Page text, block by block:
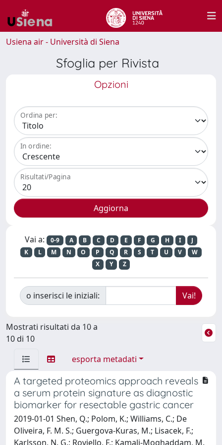
Usiena air - Università di Siena
Sfoglia per Rivista
Opzioni
Ordina per:
In ordine:
Risultati/Pagina
Vai a: 0-9 A B C D E F G H I
J
K
L M N O P Q R S T U V
W
X
Y Z
o inserisci le iniziali:
Mostrati risultati da 10 a
10 di 10
esporta metadati
A targeted proteomics approach reveals
a serum protein signature as diagnostic
biomarker for resectable gastric cancer
2019-01-01 Shen, Q.; Polom, K.; Williams, C.; De
Oliveira, F. M. S.; Guergova-Kuras, M.; Lisacek, F.;
Karlsson, N. G.; Roviello, F.; Kamali-Moghaddam, M.